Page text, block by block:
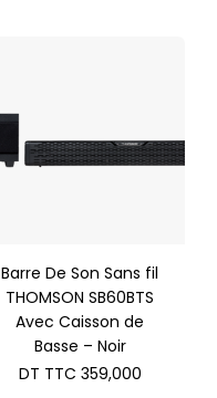
Barre De Son Sans fil
THOMSON SB60BTS
Avec Caisson de
Basse – Noir
DT TTC 359,000